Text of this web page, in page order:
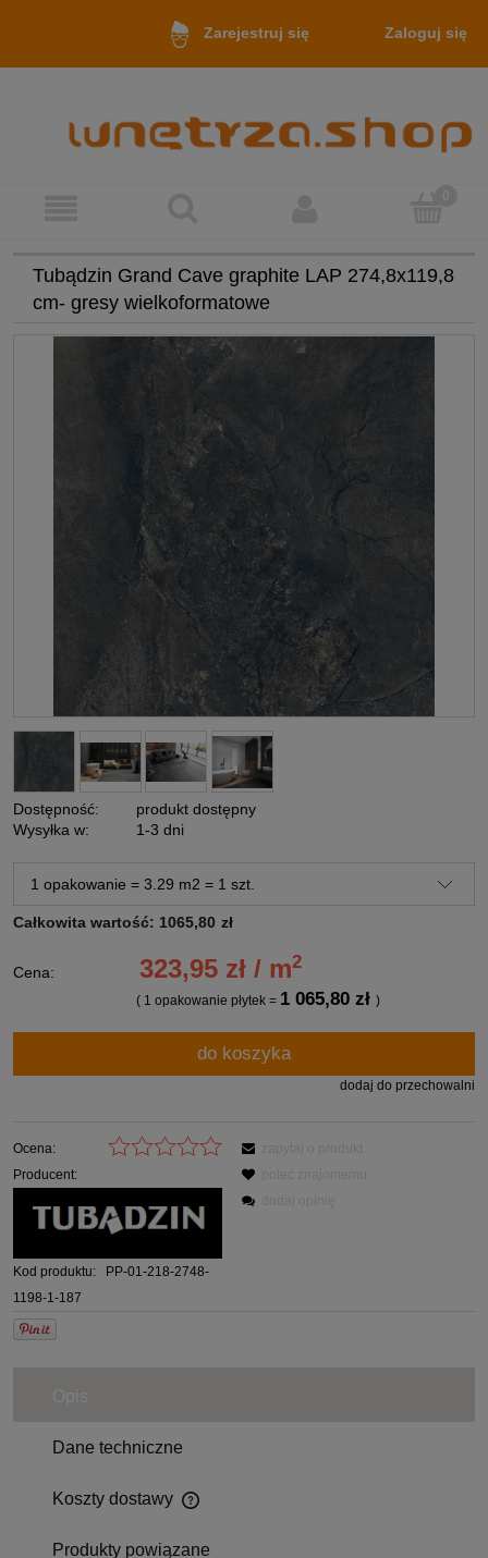
Zarejestruj się Zaloguj się
Tubądzin Grand Cave graphite LAP 274,8x119,8
cm- gresy wielkoformatowe
Dostępność:
produkt dostępny
Wysyłka w:
1-3 dni
Całkowita wartość: 1065,80 zł
Cena: 323,95 zł / m2
( 1opakowanie płytek = 1 065,80 zł)
do koszyka
dodaj do przechowalni
Ocena:
Producent:
Kod produktu:
PP-01-218-2748-
1198-1-187
Dane techniczne
Koszty dostawy
Produkty powiązane